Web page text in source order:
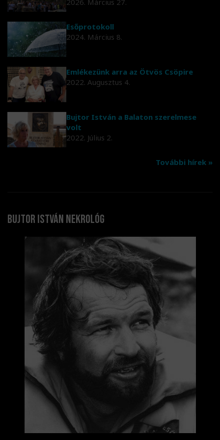
Esőprotokoll
2024. Március 8.
Emlékezünk arra az Ötvös Csöpire
2022. Augusztus 4.
Bujtor István a Balaton szerelmese
volt
2022. Július 2.
További hírek »
Bujtor István nekrológ